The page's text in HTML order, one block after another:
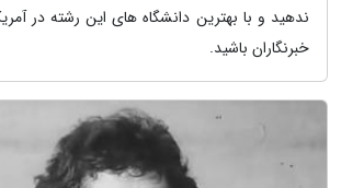
ندهید و با بهترین دانشگاه های این رشته در
خبرنگاران باشید.